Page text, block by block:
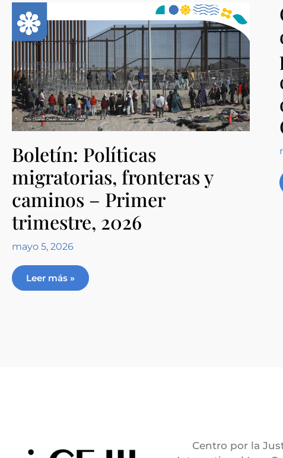
Boletín: Políticas
migratorias, fronteras y
caminos – Primer
trimestre, 2026
mayo 5, 2026
Leer más »
Centro por la